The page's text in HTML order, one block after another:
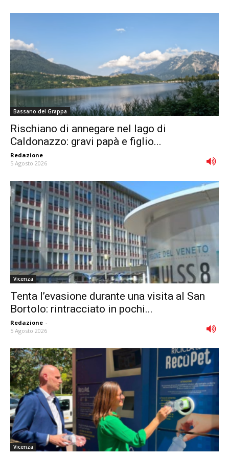
Bassano del Grappa
Rischiano di annegare nel lago di
Caldonazzo: gravi papà e figlio...
Redazione -
5 Agosto 2026
Vicenza
Tenta l’evasione durante una visita al San
Bortolo: rintracciato in pochi...
Redazione -
5 Agosto 2026
Vicenza